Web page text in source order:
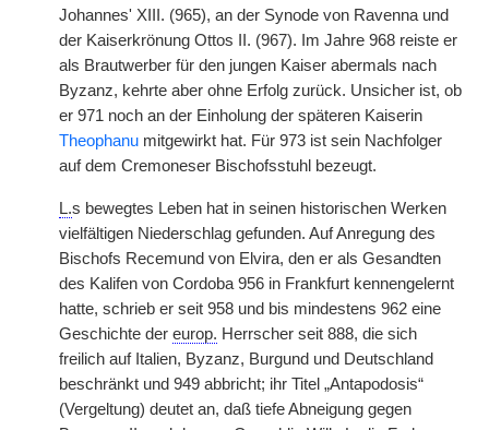
Johannes' XIII. (965), an der Synode von Ravenna und
der Kaiserkrönung Ottos II. (967). Im Jahre 968 reiste er
als Brautwerber für den jungen Kaiser abermals nach
Byzanz, kehrte aber ohne Erfolg zurück. Unsicher ist, ob
er 971 noch an der Einholung der späteren Kaiserin
Theophanu mitgewirkt hat. Für 973 ist sein Nachfolger
auf dem Cremoneser Bischofsstuhl bezeugt.
L.s bewegtes Leben hat in seinen historischen Werken
vielfältigen Niederschlag gefunden. Auf Anregung des
Bischofs Recemund von Elvira, den er als Gesandten
des Kalifen von Cordoba 956 in Frankfurt kennengelernt
hatte, schrieb er seit 958 und bis mindestens 962 eine
Geschichte der europ. Herrscher seit 888, die sich
freilich auf Italien, Byzanz, Burgund und Deutschland
beschränkt und 949 abbricht; ihr Titel „Antapodosis“
(Vergeltung) deutet an, daß tiefe Abneigung gegen